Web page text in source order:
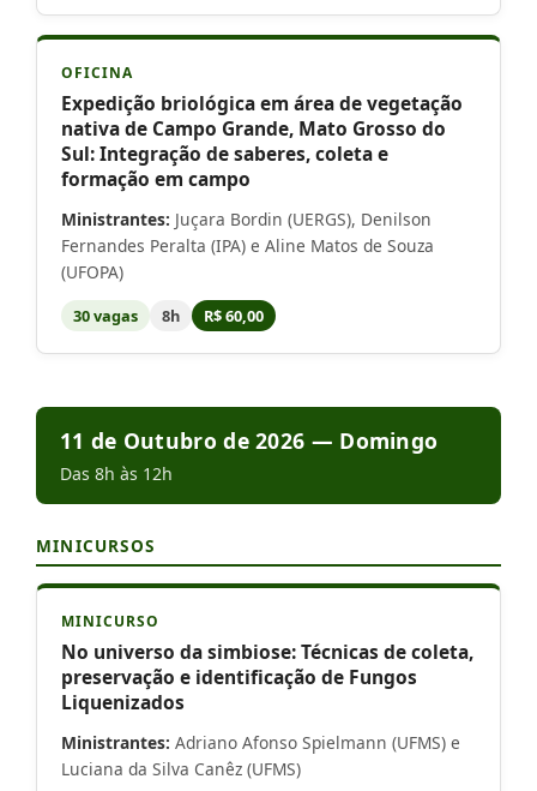
OFICINA
Expedição briológica em área de vegetação
nativa de Campo Grande, Mato Grosso do
Sul: Integração de saberes, coleta e
formação em campo
Ministrantes: Juçara Bordin (UERGS), Denilson
Fernandes Peralta (IPA) e Aline Matos de Souza
(UFOPA)
30 vagas 8h R$ 60,00
11 de Outubro de 2026 — Domingo
Das 8h às 12h
MINICURSOS
MINICURSO
No universo da simbiose: Técnicas de coleta,
preservação e identificação de Fungos
Liquenizados
Ministrantes: Adriano Afonso Spielmann (UFMS) e
Luciana da Silva Canêz (UFMS)